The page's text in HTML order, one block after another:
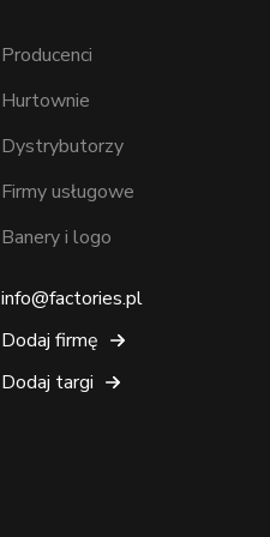
Producenci
Hurtownie
Dystrybutorzy
Firmy usługowe
Banery i logo
info@factories.pl
Dodaj firmę
Dodaj targi